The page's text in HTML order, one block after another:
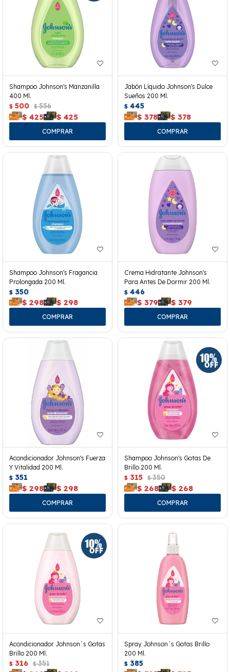
Shampoo Johnson's Manzanilla
400 Ml.
$ 500 $ 556
$ 425 $ 425
Jabón Líquido Johnson's Dulce
Sueños 200 Ml.
$ 445
$ 378 $ 378
Shampoo Johnson's Fragancia
Prolongada 200 Ml.
$ 350
$ 298 $ 298
Crema Hidratante Johnson's
Para Antes De Dormir 200 Ml.
$ 446
$ 379 $ 379
Acondicionador Johnson's Fuerza
Y Vitalidad 200 Ml.
$ 351
$ 298 $ 298
Shampoo Johnson's Gotas De
Brillo 200 Ml.
$ 315 $ 350
$ 268 $ 268
Acondicionador Johnson´s Gotas
Brillo 200 Ml.
$ 316 $ 351
Spray Johnson´s Gotas Brillo
200 Ml.
$ 385